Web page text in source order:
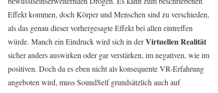
Effekt kommen, doch Körper und Menschen sind zu verschieden,
als das genau dieser vorhergesagte Effekt bei allen eintreffen
würde. Manch ein Eindruck wird sich in derVirtuellen Realität
sicher anders auswirken oder gar verstärken, im negativen, wie im
positiven. Doch da es eben nicht als konsequente VR-Erfahrung
angeboten wird, muss SoundSelf grundsätzlich auch auf